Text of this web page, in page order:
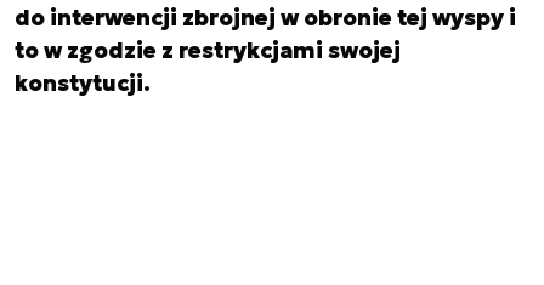
do interwencji zbrojnej w obronie tej wyspy i
to w zgodzie z restrykcjami swojej
konstytucji.